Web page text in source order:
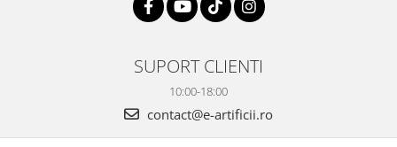
SUPORT CLIENTI
10:00-18:00
contact@e-artificii.ro